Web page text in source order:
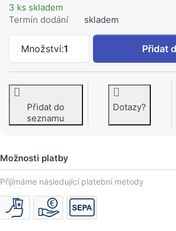
3 ks skladem
Termín dodání
skladem
Množství:1
VIEGA Profipress
Přidat
Přidat do
seznamu
Dotazy?
Možnosti platby
Přijímáme následující platební metody